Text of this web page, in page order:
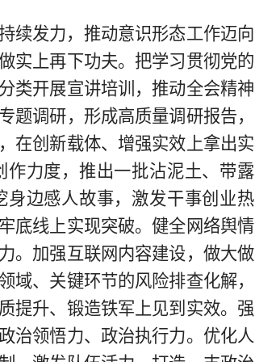
续发力，推动意识形态工作迈向
实上再下功夫。把学习贯彻党的
类开展宣讲培训，推动全会精神
题调研，形成高质量调研报告，
在创新载体、增强实效上拿出实
力度，推出一批沾泥土、带露
边感人故事，激发干事创业热
底线上实现突破。健全网络舆情
。加强互联网内容建设，做大做
域、关键环节的风险排查化解，
提升、锻造铁军上见到实效。强
治领悟力、政治执行力。优化人